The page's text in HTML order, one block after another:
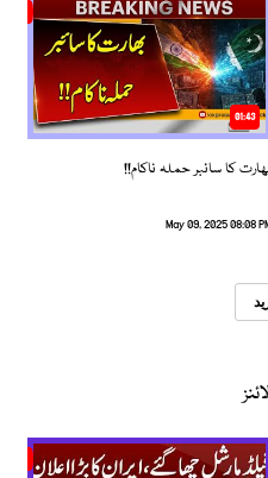
01:43
کا سائبر حملہ ناکام!!
May 09, 2025 08:08